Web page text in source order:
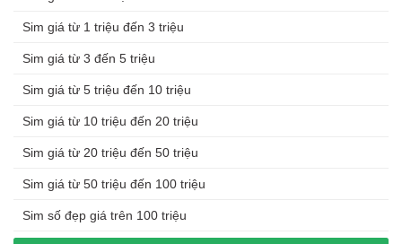
Sim giá từ 1 triệu đến 3 triệu
Sim giá từ 3 đến 5 triệu
Sim giá từ 5 triệu đến 10 triệu
Sim giá từ 10 triệu đến 20 triệu
Sim giá từ 20 triệu đến 50 triệu
Sim giá từ 50 triệu đến 100 triệu
Sim số đẹp giá trên 100 triệu